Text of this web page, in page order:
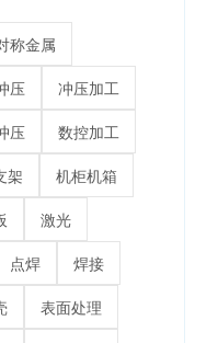
称金属
压 冲压加工
压 数控加工
架 机柜机箱
激光
点焊 焊接
表面处理